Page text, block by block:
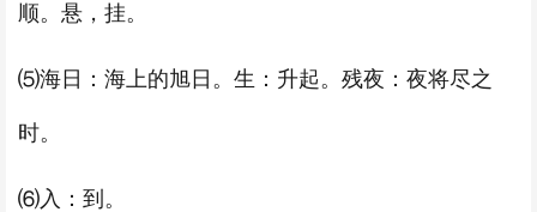
顺。悬，挂。
⑸海日：海上的旭日。生：升起。残夜：夜将尽之
时。
⑹入：到。